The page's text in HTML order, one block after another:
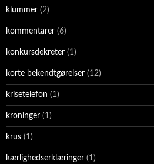
klummer (2)
kommentarer (6)
konkursdekreter (1)
korte bekendtgørelser (12)
krisetelefon (1)
kroninger (1)
krus (1)
kærlighedserklæringer (1)